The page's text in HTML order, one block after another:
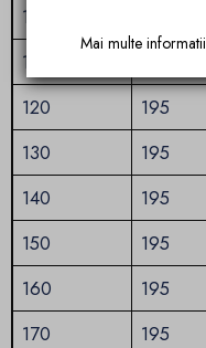
100
110
120
195
130
195
140
195
150
195
160
195
170
195
Mai multe informatii